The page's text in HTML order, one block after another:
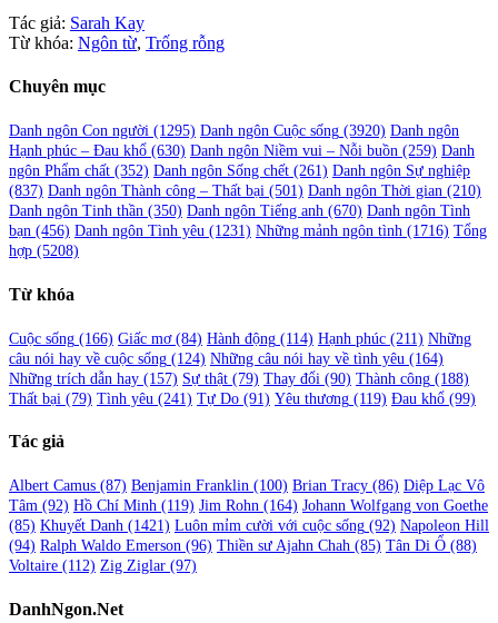
Tác giả: Sarah Kay
Từ khóa: Ngôn từ, Trống rỗng
Chuyên mục
Danh ngôn Con người (1295) Danh ngôn Cuộc sống (3920) Danh ngôn
Hạnh phúc – Đau khổ (630) Danh ngôn Niềm vui – Nỗi buồn (259) Danh
ngôn Phẩm chất (352) Danh ngôn Sống chết (261) Danh ngôn Sự nghiệp
(837) Danh ngôn Thành công – Thất bại (501) Danh ngôn Thời gian (210)
Danh ngôn Tinh thần (350) Danh ngôn Tiếng anh (670) Danh ngôn Tình
bạn (456) Danh ngôn Tình yêu (1231) Những mảnh ngôn tình (1716) Tổng
hợp (5208)
Từ khóa
Cuộc sống (166) Giấc mơ(84) Hành động (114) Hạnh phúc (211) Những
câu nói hay về cuộc sống (124) Những câu nói hay về tình yêu (164)
Những trích dẫn hay (157) Sự thật (79) Thay đổi (90) Thành công (188)
Thất bại (79) Tình yêu (241) Tự Do (91) Yêu thương (119) Đau khổ (99)
Tác giả
Albert Camus (87) Benjamin Franklin (100) Brian Tracy (86) Diệp Lạc Vô
Tâm (92) Hồ Chí Minh (119) Jim Rohn (164) Johann Wolfgang von Goethe
(85) Khuyết Danh (1421) Luôn mỉm cười với cuộc sống (92) Napoleon Hill
(94) Ralph Waldo Emerson (96) Thiền sư Ajahn Chah (85) Tân Di Ổ (88)
Voltaire (112) Zig Ziglar (97)
DanhNgon.Net